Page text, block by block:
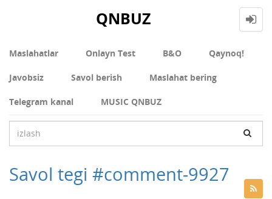
QNBUZ
Maslahatlar Onlayn Test В&О Qaynoq!
Javobsiz Savol berish Maslahat bering
Telegram kanal MUSIC QNBUZ
Savol tegi #comment-9927